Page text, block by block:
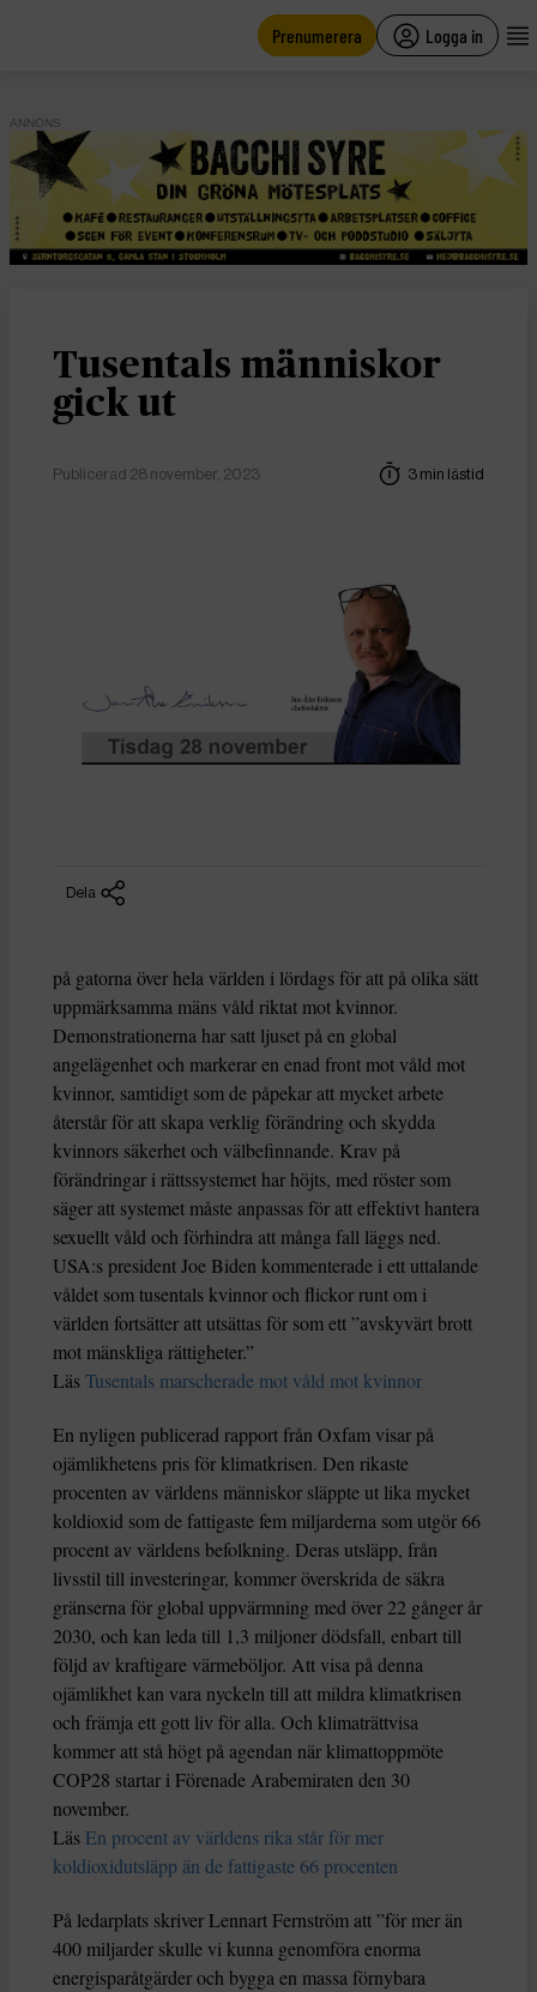
Prenumerera Logga in
ANNONS
Tusentals människor
gick ut
Publicerad 28 november, 2023 3 min lästid
Dela
på gatorna över hela världen i lördags för att på olika sätt
uppmärksamma mäns våld riktat mot kvinnor.
Demonstrationerna har satt ljuset på en global
angelägenhet och markerar en enad front mot våld mot
kvinnor, samtidigt som de påpekar att mycket arbete
återstår för att skapa verklig förändring och skydda
kvinnors säkerhet och välbefinnande. Krav på
förändringar i rättssystemet har höjts, med röster som
säger att systemet måste anpassas för att effektivt hantera
sexuellt våld och förhindra att många fall läggs ned.
USA:s president Joe Biden kommenterade i ett uttalande
våldet som tusentals kvinnor och flickor runt om i
världen fortsätter att utsättas för som ett ”avskyvärt brott
mot mänskliga rättigheter.”
LäsTusentals marscherade mot våld mot kvinnor
En nyligen publicerad rapport från Oxfam visar på
ojämlikhetens pris för klimatkrisen. Den rikaste
procenten av världens människor släppte ut lika mycket
koldioxid som de fattigaste fem miljarderna som utgör 66
procent av världens befolkning. Deras utsläpp, från
livsstil till investeringar, kommer överskrida de säkra
gränserna för global uppvärmning med över 22 gånger år
2030, och kan leda till 1,3 miljoner dödsfall, enbart till
följd av kraftigare värmeböljor. Att visa på denna
ojämlikhet kan vara nyckeln till att mildra klimatkrisen
och främja ett gott liv för alla. Och klimaträttvisa
kommer att stå högt på agendan när klimattoppmöte
COP28 startar i Förenade Arabemiraten den 30
november.
Läs En procent av världens rika står för mer
koldioxidutsläpp än de fattigaste 66 procenten
På ledarplats skriver Lennart Fernström att ”för mer än
400 miljarder skulle vi kunna genomföra enorma
energisparåtgärder och bygga en massa förnybara